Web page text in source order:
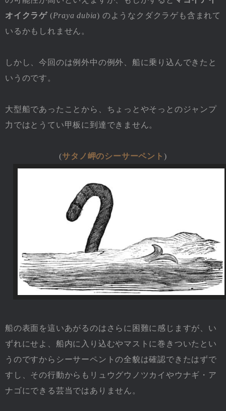
オイクラゲ(Praya dubia) のようなクダクラゲも含まれて
いるかもしれません。
しかし、今回のは例外中の例外、船に乗り込んできたと
いうのです。
大型船であったことから、ちょっとやそっとのジャンプ
力ではとうてい甲板に到達できません。
(サタノ岬のシーサーペント )
船の表面を這いあがるのはさらに困難に感じますが、い
ずれにせよ、船内に入り込むやマストに巻きついたとい
うのですからシーサーペントの全貌は確認できたはずで
すし、その行動からもリュウグウノツカイやウナギ・ア
ナゴにできる芸当ではありません。